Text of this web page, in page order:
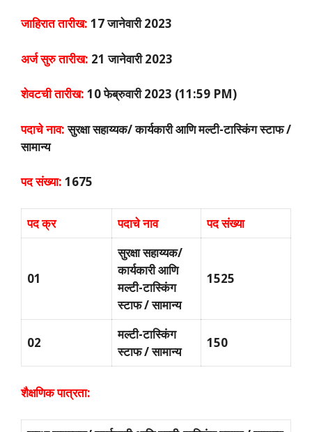
जाहिरात तारीख: 17 जानेवारी 2023
अर्ज सुरु तारीख: 21 जानेवारी 2023
शेवटची तारीख: 10 फेब्रुवारी 2023 (11:59 PM)
पदाचे नाव: सुरक्षा सहाय्यक/ कार्यकारी आणि मल्टी-टास्किंग स्टाफ /
सामान्य
पद संख्या: 1675
पद क्र पदाचे नाव पद संख्या
01
सुरक्षा सहाय्यक/
कार्यकारी आणि
मल्टी-टास्किंग
स्टाफ / सामान्य
1525
02
मल्टी-टास्किंग
स्टाफ / सामान्य
150
शैक्षणिक पात्रता: